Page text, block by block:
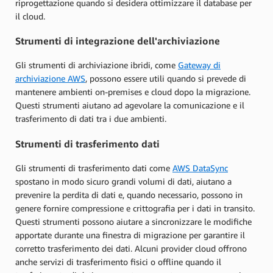
riprogettazione quando si desidera ottimizzare il database per
il cloud.
Strumenti di integrazione dell'archiviazione
Gli strumenti di archiviazione ibridi, come Gateway di
archiviazione AWS, possono essere utili quando si prevede di
mantenere ambienti on-premises e cloud dopo la migrazione.
Questi strumenti aiutano ad agevolare la comunicazione e il
trasferimento di dati tra i due ambienti.
Strumenti di trasferimento dati
Gli strumenti di trasferimento dati come AWS DataSync
spostano in modo sicuro grandi volumi di dati, aiutano a
prevenire la perdita di dati e, quando necessario, possono in
genere fornire compressione e crittografia per i dati in transito.
Questi strumenti possono aiutare a sincronizzare le modifiche
apportate durante una finestra di migrazione per garantire il
corretto trasferimento dei dati. Alcuni provider cloud offrono
anche servizi di trasferimento fisici o offline quando il